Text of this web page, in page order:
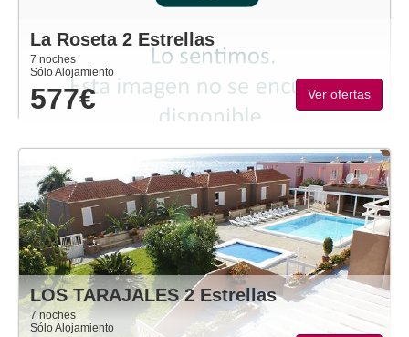
La Roseta 2 Estrellas
7 noches
Sólo Alojamiento
577€ Ver ofertas
LOS TARAJALES 2 Estrellas
7 noches
Sólo Alojamiento